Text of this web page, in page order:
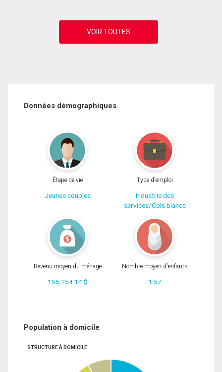
Données démographiques
Étape de vie
Jeunes couples
Type d'emploi
Industrie des
services/Cols blancs
Revenu moyen du ménage
155 254.14 $
Nombre moyen d'enfants
1.57
Population à domicile
STRUCTURE À DOMICILE